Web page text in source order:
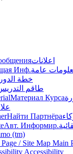
اعلانات
Инф.عامة
خطة
طاقم
Материал Курса
Найти Партнёра
Авт. Информир.
/ Site Map Main
Accessibility